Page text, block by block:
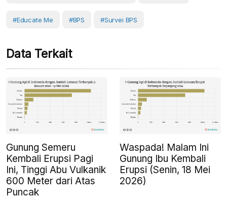
#Educate Me #BPS #survei BPS
Data Terkait
Gunung Semeru
Kembali Erupsi Pagi
Ini, Tinggi Abu Vulkanik
600 Meter dari Atas
Puncak
Waspada! Malam Ini
Gunung Ibu Kembali
Erupsi (Senin, 18 Mei
2026)